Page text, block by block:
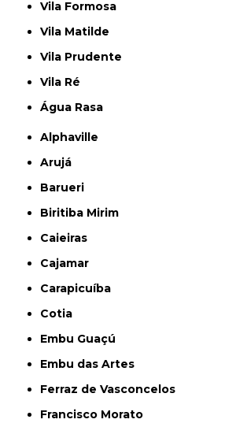
Vila Formosa
Vila Matilde
Vila Prudente
Vila Ré
Água Rasa
Alphaville
Arujá
Barueri
Biritiba Mirim
Caieiras
Cajamar
Carapicuíba
Cotia
Embu Guaçú
Embu das Artes
Ferraz de Vasconcelos
Francisco Morato